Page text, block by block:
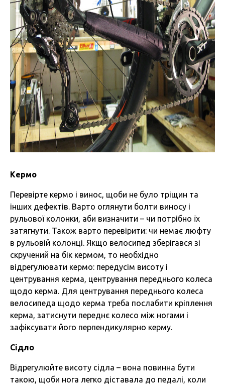
Кермо
Перевірте кермо і винос, щоби не було тріщин та
інших дефектів. Варто оглянути болти виносу і
рульової колонки, аби визначити – чи потрібно їх
затягнути. Також варто перевірити: чи немає люфту
в рульовій колонці. Якщо велосипед зберігався зі
скручений на бік кермом, то необхідно
відрегулювати кермо: передусім висоту і
центрування керма, центрування переднього колеса
щодо керма. Для центрування переднього колеса
велосипеда щодо керма треба послабити кріплення
керма, затиснути переднє колесо між ногами і
зафіксувати його перпендикулярно керму.
Сідло
Відрегулюйте висоту сідла – вона повинна бути
такою, щоби нога легко діставала до педалі, коли